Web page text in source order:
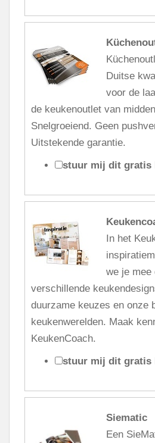
Duitse
voor de
de keukenoutlet van
Snelgroeiend. Geen
Uitstekende garantie.
stuur mij dit gratis
In het
we je mee
verschillende
duurzame keuzes en onze
keukenwerelden. Maak
KeukenCoach.
stuur mij dit gratis
Siematic
Een